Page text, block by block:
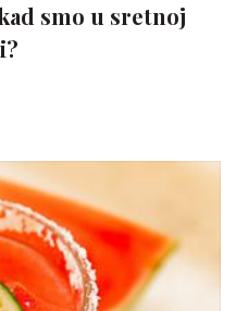
smo u sretnoj